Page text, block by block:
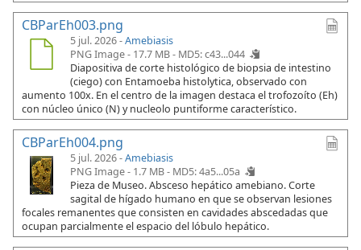
CBParEh003.png
5 jul. 2026 -Amebiasis
PNG Image - 17.7 MB - MD5: c43...044
Diapositiva de corte histológico de biopsia de intestino
(ciego) con Entamoeba histolytica, observado con
aumento 100x. En el centro de la imagen destaca el trofozoíto (Eh)
con núcleo único (N) y nucleolo puntiforme característico.
CBParEh004.png
5 jul. 2026 -Amebiasis
PNG Image - 1.7 MB - MD5: 4a5...05a
Pieza de Museo. Absceso hepático amebiano. Corte
sagital de hígado humano en que se observan lesiones
focales remanentes que consisten en cavidades abscedadas que
ocupan parcialmente el espacio del lóbulo hepático.